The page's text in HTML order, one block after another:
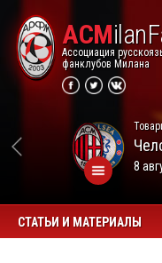
ACM
Ассоциация
фанклубов Милана
8
СТАТЬИ И МАТЕРИАЛЫ